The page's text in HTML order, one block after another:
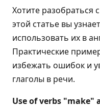
Хотите разобраться
этой статье вы
использовать их в
Практические
избежать ошибок и
глаголы в речи.
Use of verbs "make"